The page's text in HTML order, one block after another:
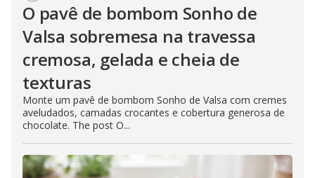
O pavê de bombom Sonho de
Valsa sobremesa na travessa
cremosa, gelada e cheia de
texturas
Monte um pavê de bombom Sonho de Valsa com cremes
aveludados, camadas crocantes e cobertura generosa de
chocolate. The post O...